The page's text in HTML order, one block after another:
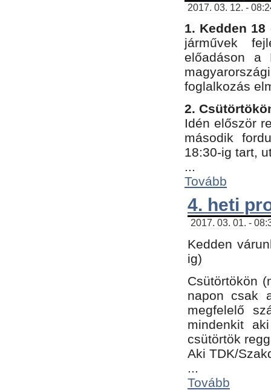
2017. 03. 12. -
1. Kedden 18
járművek
előadáson a
foglalkozás
2.
Idén először
második
18:30-ig tart,
...
Tovább
4. heti
2017. 03. 01. -
Kedden
ig)
Csütörtökön
napon csak
megfelelő
mindenkit
csütörtök
Aki TDK/
...
Tovább